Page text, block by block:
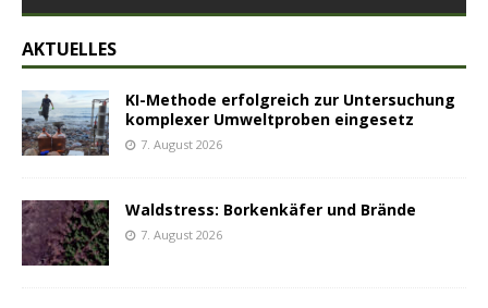
AKTUELLES
KI-Methode erfolgreich zur Untersuchung
komplexer Umweltproben eingesetz
7. August 2026
Waldstress: Borkenkäfer und Brände
7. August 2026